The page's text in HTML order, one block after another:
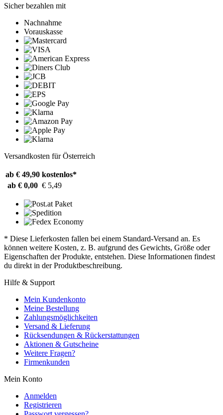
Sicher bezahlen mit
Nachnahme
Vorauskasse
Versandkosten für Österreich
ab € 49,90 kostenlos*
ab € 0,00 € 5,49
* Diese Lieferkosten fallen bei einem Standard-Versand an. Es
können weitere Kosten, z. B. aufgrund des Gewichts, Größe oder
Eigenschaften der Produkte, entstehen. Diese Informationen findest
du direkt in der Produktbeschreibung.
Hilfe & Support
Mein Kundenkonto
Meine Bestellung
Zahlungsmöglichkeiten
Versand & Lieferung
Rücksendungen & Rückerstattungen
Aktionen & Gutscheine
Weitere Fragen?
Firmenkunden
Mein Konto
Anmelden
Registrieren